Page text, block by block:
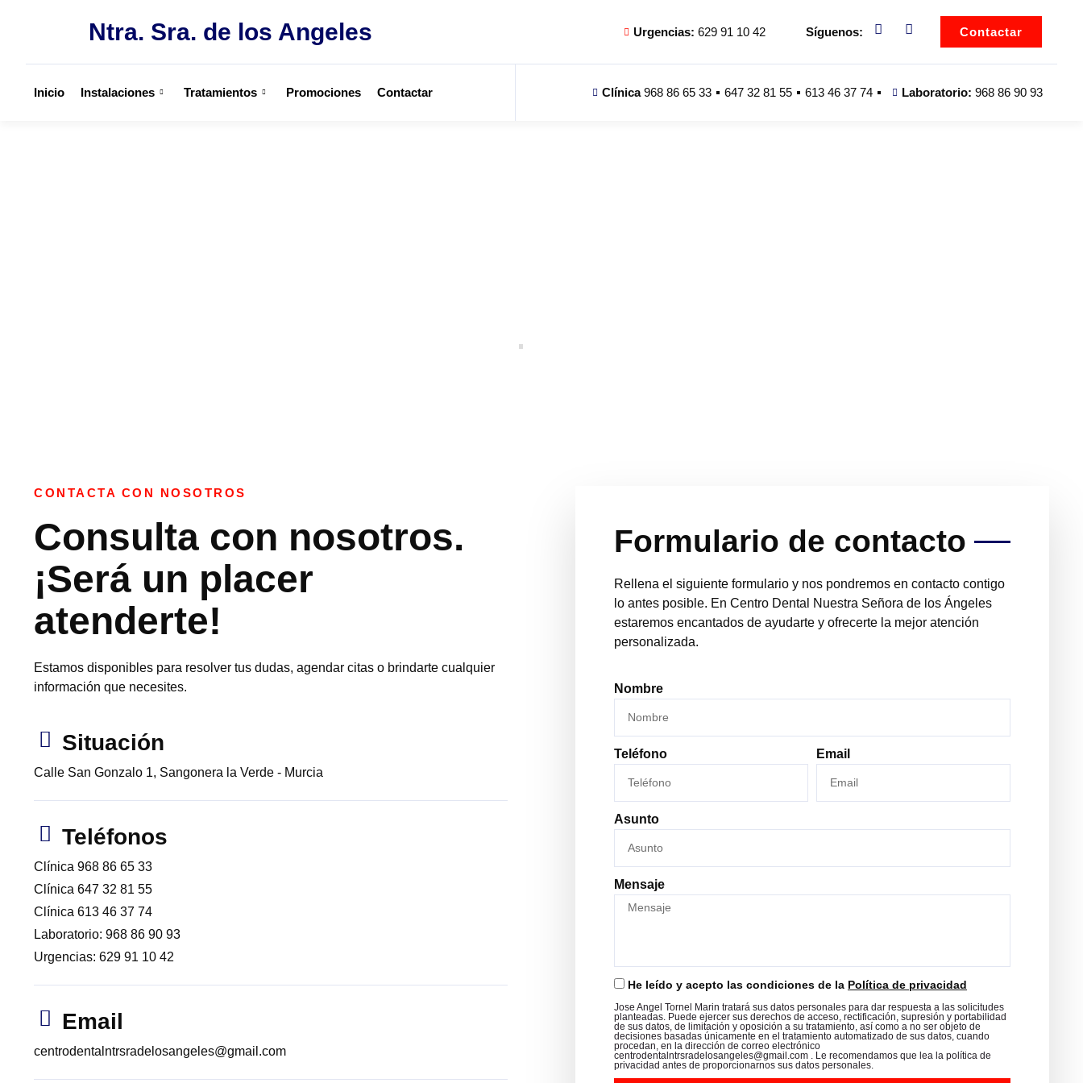
Ntra. Sra. de los Angeles Urgencias: 629 91 10 42 Síguenos: Contactar
Inicio Instalaciones Tratamientos Promociones Contactar Clínica968 86 65 33 647 32 81 55 613 46 37 74 Laboratorio: 968 86 90 93
CONTACTA CON NOSOTROS
Consulta con nosotros.
¡Será un placer
atenderte!
Estamos disponibles para resolver tus dudas, agendar citas o brindarte cualquier
información que necesites.
Situación
Calle San Gonzalo 1, Sangonera la Verde - Murcia
Teléfonos
Clínica 968 86 65 33
Clínica 647 32 81 55
Clínica 613 46 37 74
Laboratorio: 968 86 90 93
Urgencias: 629 91 10 42
Email
centrodentalntrsradelosangeles@gmail.com
Formulario de contacto
Rellena el siguiente formulario y nos pondremos en contacto contigo
lo antes posible. En Centro Dental Nuestra Señora de los Ángeles
estaremos encantados de ayudarte y ofrecerte la mejor atención
personalizada.
Nombre
Teléfono Email
Asunto
Mensaje
He leído y acepto las condiciones de la Política de privacidad
Jose Angel Tornel Marin tratará sus datos personales para dar respuesta a las solicitudes
planteadas. Puede ejercer sus derechos de acceso, rectificación, supresión y portabilidad
de sus datos, de limitación y oposición a su tratamiento, así como a no ser objeto de
decisiones basadas únicamente en el tratamiento automatizado de sus datos, cuando
procedan, en la dirección de correo electrónico
centrodentalntrsradelosangeles@gmail.com . Le recomendamos que lea la política de
privacidad antes de proporcionarnos sus datos personales.